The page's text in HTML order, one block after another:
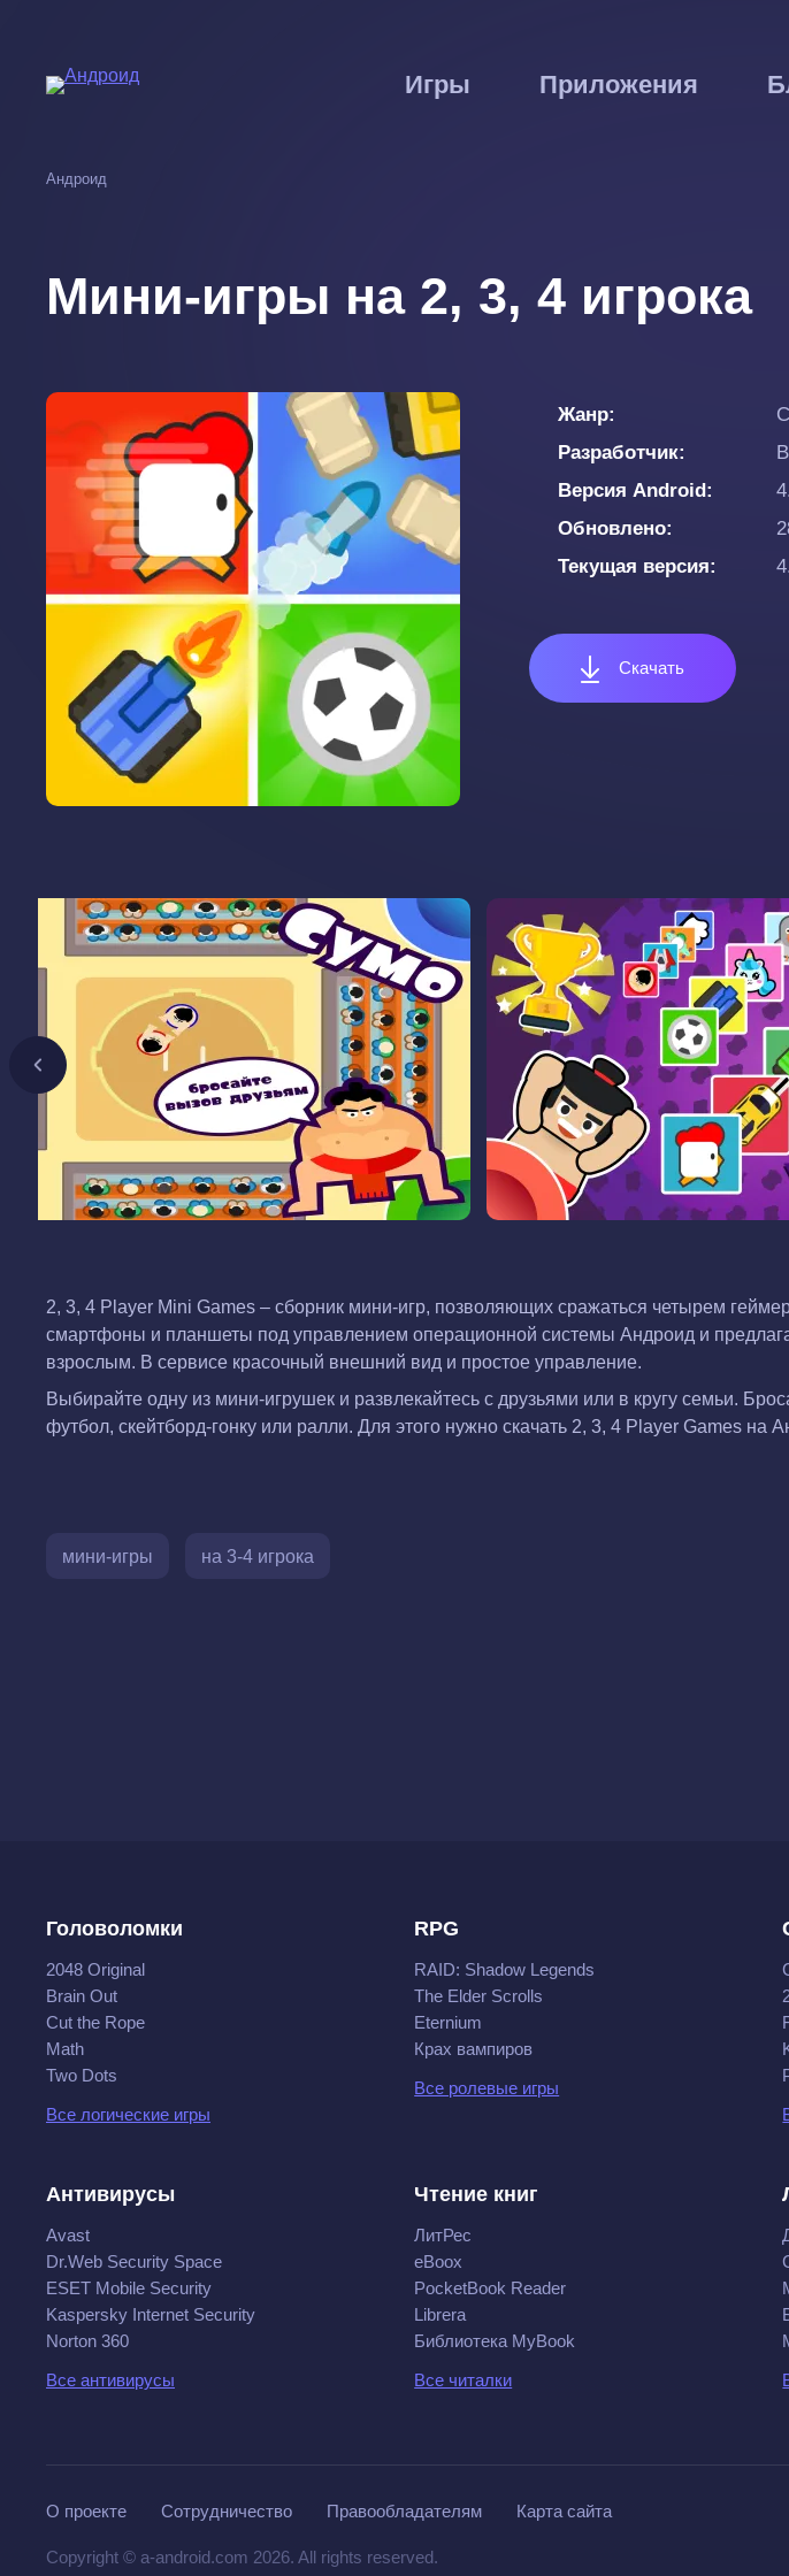
основному
Игры Приложения
Андроид
Мини-игры на 2, 3, 4 игрока
Жанр
Разработчик
Версия Android
Обновлено
Текущая версия
Скачать
2, 3, 4 Player Mini Games – сборник мини-игр, позволяющих сражаться четырем
смартфоны и планшеты под управлением операционной системы Андроид и
взрослым. В сервисе красочный внешний вид и простое управление.
Выбирайте одну из мини-игрушек и развлекайтесь с друзьями или в кругу семьи.
футбол, скейтборд-гонку или ралли. Для этого нужно скачать 2, 3, 4 Player Games на
мини-игры на 3-4 игрока
Головоломки
2048 Original
Brain Out
Cut the Rope
Math
Two Dots
Все логические игры
RPG
RAID: Shadow Legends
The Elder Scrolls
Eternium
Крах вампиров
Все ролевые игры
Антивирусы
Avast
Dr.Web Security Space
ESET Mobile Security
Kaspersky Internet Security
Norton 360
Все антивирусы
Чтение книг
ЛитРес
eBoox
PocketBook Reader
Librera
Библиотека MyBook
Все читалки
О проекте Сотрудничество Правообладателям Карта сайта
Copyright © a-android.com 2026. All rights reserved.